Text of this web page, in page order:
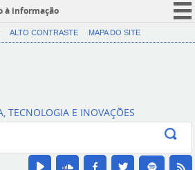
à informação
CORONAVÍRUS (COVID-19)
Canais
ALTO CONTRASTE MAPA DO SITE
TECNOLOGIA E INOVAÇÕES